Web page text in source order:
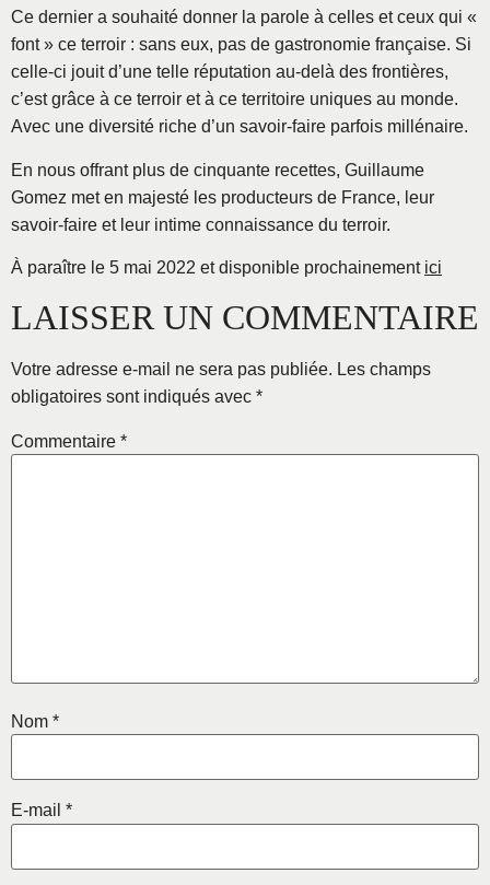
Ce dernier a souhaité donner la parole à celles et ceux qui «
font » ce terroir : sans eux, pas de gastronomie française. Si
celle-ci jouit d’une telle réputation au-delà des frontières,
c’est grâce à ce terroir et à ce territoire uniques au monde.
Avec une diversité riche d’un savoir-faire parfois millénaire.
En nous offrant plus de cinquante recettes, Guillaume
Gomez met en majesté les producteurs de France, leur
savoir-faire et leur intime connaissance du terroir.
À paraître le 5 mai 2022 et disponible prochainement ici
LAISSER UN COMMENTAIRE
Votre adresse e-mail ne sera pas publiée. Les champs
obligatoires sont indiqués avec *
Commentaire *
Nom *
E-mail *